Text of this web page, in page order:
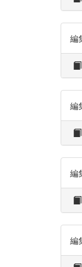
編
編
編
編